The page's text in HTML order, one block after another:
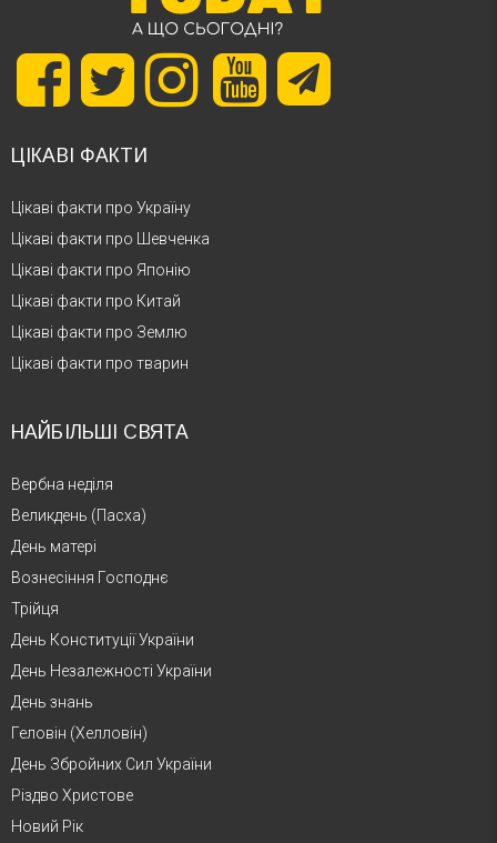
ЦІКАВІ ФАКТИ
Цікаві факти про Україну
Цікаві факти про Шевченка
Цікаві факти про Японію
Цікаві факти про Китай
Цікаві факти про Землю
Цікаві факти про тварин
НАЙБІЛЬШІ СВЯТА
Вербна неділя
Великдень (Пасха)
День матері
Вознесіння Господнє
Трійця
День Конституції України
День Незалежності України
День знань
Геловін (Хелловін)
День Збройних Сил України
Різдво Христове
Новий Рік